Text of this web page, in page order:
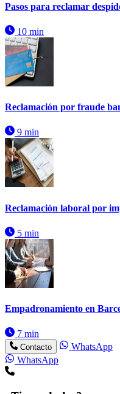
Pasos para reclamar
10 min
Reclamación por fraude
9 min
Reclamación laboral por
5 min
Empadronamiento en
7 min
Contacto
WhatsApp
WhatsApp